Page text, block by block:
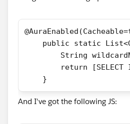
public static
String
return [SELECT
    }
And I've got the following JS: